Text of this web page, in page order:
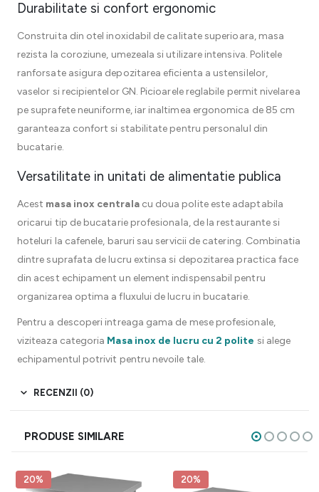
Durabilitate si confort ergonomic
Construita din otel inoxidabil de calitate superioara, masa
rezista la coroziune, umezeala si utilizare intensiva. Politele
ranforsate asigura depozitarea eficienta a ustensilelor,
vaselor si recipientelor GN. Picioarele reglabile permit nivelarea
pe suprafete neuniforme, iar inaltimea ergonomica de 85 cm
garanteaza confort si stabilitate pentru personalul din
bucatarie.
Versatilitate in unitati de alimentatie publica
Acest masa inox centralacu doua polite este adaptabila
oricarui tip de bucatarie profesionala, de la restaurante si
hoteluri la cafenele, baruri sau servicii de catering. Combinatia
dintre suprafata de lucru extinsa si depozitarea practica face
din acest echipament un element indispensabil pentru
organizarea optima a fluxului de lucru in bucatarie.
Pentru a descoperi intreaga gama de mese profesionale,
viziteaza categoria Masa inox de lucru cu 2 polite si alege
echipamentul potrivit pentru nevoile tale.
RECENZII (0)
PRODUSE SIMILARE
20% 20%